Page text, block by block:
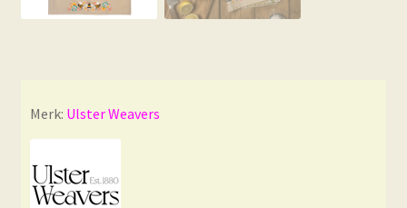
Merk: Ulster Weavers